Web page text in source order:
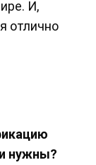
И,
отлично
нужны?